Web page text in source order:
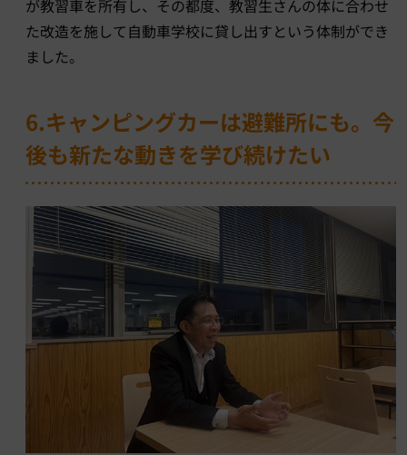
が教習車を所有し、その都度、教習生さんの体に合わせ
た改造を施して自動車学校に貸し出すという体制ができ
ました。
6.キャンピングカーは避難所にも。今
後も新たな動きを学び続けたい